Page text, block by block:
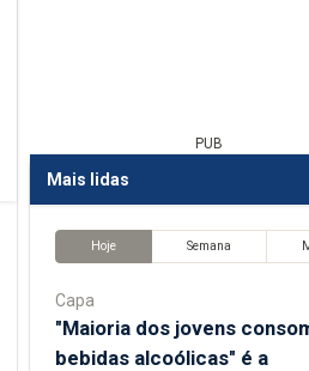
PUB
Mais lidas
Hoje Semana
Capa
"Maioria dos jovens
bebidas alcoólicas" é a